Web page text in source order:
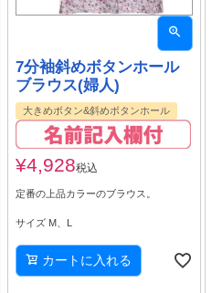
7分袖斜めボタンホール
ブラウス(婦人)
大きめボタン&斜めボタンホール
¥4,928税込
定番の上品カラーのブラウス。
サイズ M、L
カートに入れる